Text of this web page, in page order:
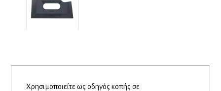
Χρησιμοποιείτε ως οδηγός κοπής σε